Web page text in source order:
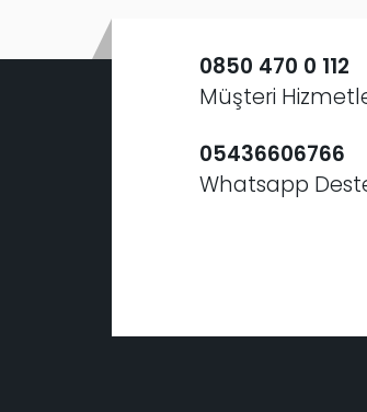
0850 470 0 112
Müşteri
05436606766
Whatsapp